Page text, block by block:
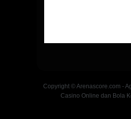
Copyright © Arenascore.com -
Casino Online dan Bola